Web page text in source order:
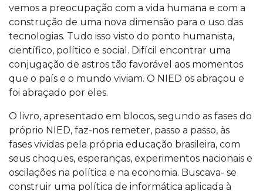
vemos a preocupação com a vida humana e com a
construção de uma nova dimensão para o uso das
tecnologias. Tudo isso visto do ponto humanista,
científico, político e social. Difícil encontrar uma
conjugação de astros tão favorável aos momentos
que o país e o mundo viviam. O NIED os abraçou e
foi abraçado por eles.
O livro, apresentado em blocos, segundo as fases do
próprio NIED, faz-nos remeter, passo a passo, às
fases vividas pela própria educação brasileira, com
seus choques, esperanças, experimentos nacionais e
oscilações na política e na economia. Buscava- se
construir uma política de informática aplicada à